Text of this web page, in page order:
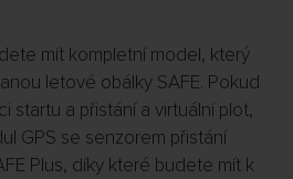
mít kompletní model, který
letové obálky SAFE. Pokud
startu a přistání a virtuální plot,
GPS se senzorem přistání
Plus, díky které budete mít k